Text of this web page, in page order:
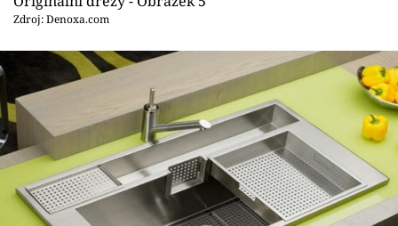
Zdroj: Denoxa.com